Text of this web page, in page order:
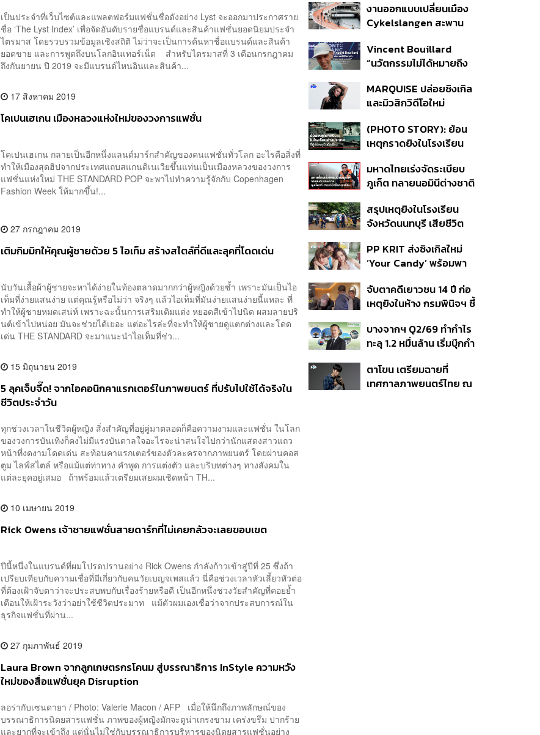
เป็นประจำที่เว็บไซต์และแพลตฟอร์มแฟชั่นชื่อดังอย่าง Lyst จะออกมาประกาศราย
ชื่อ ‘The Lyst Index’ เพื่อจัดอันดับรายชื่อแบรนด์และสินค้าแฟชั่นยอดนิยมประจำ
ไตรมาส โดยรวบรวมข้อมูลเชิงสถิติ ไม่ว่าจะเป็นการค้นหาชื่อแบรนด์และสินค้า
ยอดขาย และการพูดถึงบนโลกอินเทอร์เน็ต สำหรับไตรมาสที่ 3 เดือนกรกฎาคม
ถึงกันยายน ปี 2019 จะมีแบรนด์ไหนอินและสินค้า...
17 สิงหาคม 2019
โคเปนเฮเกน เมืองหลวงแห่งใหม่ของวงการแฟชั่น
โคเปนเฮเกน กลายเป็นอีกหนึ่งแลนด์มาร์กสำคัญของคนแฟชั่นทั่วโลก อะไรคือสิ่งที่
ทำให้เมืองสุดฮิปจากประเทศแถบสแกนดิเนเวียขึ้นแท่นเป็นเมืองหลวงของวงการ
แฟชั่นแห่งใหม่ THE STANDARD POP จะพาไปทำความรู้จักกับ Copenhagen
Fashion Week ให้มากขึ้น!...
27 กรกฎาคม 2019
เติมกิมมิกให้คุณผู้ชายด้วย 5 ไอเท็ม สร้างสไตล์ที่ดีและลุคที่โดดเด่น
นับวันเสื้อผ้าผู้ชายจะหาได้ง่ายในท้องตลาดมากกว่าผู้หญิงด้วยซ้ำ เพราะมันเป็นไอ
เท็มที่ง่ายแสนง่าย แต่คุณรู้หรือไม่ว่า จริงๆ แล้วไอเท็มที่มันง่ายแสนง่ายนี้แหละ ที่
ทำให้ผู้ชายหมดเสน่ห์ เพราะฉะนั้นการเสริมเติมแต่ง หยอดสีเข้าไปนิด ผสมลายปริ
นต์เข้าไปหน่อย มันจะช่วยได้เยอะ แต่อะไรล่ะที่จะทำให้ผู้ชายดูแตกต่างและโดด
เด่น THE STANDARD จะมาแนะนำไอเท็มที่ช่ว...
15 มิถุนายน 2019
5 ลุคเจ็บจี๊ด! จากไอคอนิกคาแรกเตอร์ในภาพยนตร์ ที่ปรับไปใช้ได้จริงใน
ชีวิตประจำวัน
ทุกช่วงเวลาในชีวิตผู้หญิง สิ่งสำคัญที่อยู่คู่มาตลอดก็คือความงามและแฟชั่น ในโลก
ของวงการบันเทิงก็คงไม่มีแรงบันดาลใจอะไรจะน่าสนใจไปกว่านักแสดงสาวแถว
หน้าที่งดงามโดดเด่น สะท้อนคาแรกเตอร์ของตัวละครจากภาพยนตร์ โดยผ่านคอส
ตูม ไลฟ์สไตล์ หรือแม้แต่ท่าทาง คำพูด การแต่งตัว และบริบทต่างๆ ทางสังคมใน
แต่ละยุคอยู่เสมอ ถ้าพร้อมแล้วเตรียมเสยผมเชิดหน้า TH...
10 เมษายน 2019
Rick Owens เจ้าชายแฟชั่นสายดาร์กที่ไม่เคยกลัวจะเลยขอบเขต
ปีนี้หนึ่งในแบรนด์ที่ผมโปรดปรานอย่าง Rick Owens กำลังก้าวเข้าสู่ปีที่ 25 ซึ่งถ้า
เปรียบเทียบกับความเชื่อที่มีเกี่ยวกับคนวัยเบญจเพสแล้ว นี่คือช่วงเวลาหัวเลี้ยวหัวต่อ
ที่ต้องเฝ้าจับตาว่าจะประสบพบกับเรื่องร้ายหรือดี เป็นอีกหนึ่งช่วงวัยสำคัญที่คอยย้ำ
เตือนให้เฝ้าระวังว่าอย่าใช้ชีวิตประมาท แม้ตัวผมเองเชื่อว่าจากประสบการณ์ใน
ธุรกิจแฟชั่นที่ผ่าน...
27 กุมภาพันธ์ 2019
Laura Brown จากลูกเกษตรกรโคนม สู่บรรณาธิการ InStyle ความหวัง
ใหม่ของสื่อแฟชั่นยุค Disruption
ลอร่ากับเซนดายา / Photo: Valerie Macon / AFP เมื่อให้นึกถึงภาพลักษณ์ของ
บรรณาธิการนิตยสารแฟชั่น ภาพของผู้หญิงมักจะดูน่าเกรงขาม เคร่งขรึม ปากร้าย
และยากที่จะเข้าถึง แต่นั่นไม่ใช่กับบรรณาธิการบริหารของนิตยสารแฟชั่นอย่าง
งานออกแบบเปลี่ยนเมือง
Cykelslangen สะพาน
โคเปนเฮเกน ทางสัญจร
ของเมืองที่น่าอยู่
Vincent Bouillard
“นวัตกรรมไม่ได้หมายถึง
MARQUISE ปล่อยซิงเกิล
และมิวสิกวิดีโอใหม่
สัมพันธ์สุด Toxic
(PHOTO STORY): ย้อน
เหตุกราดยิงในโรงเรียน
นักเรียน
มหาดไทยเร่งจัดระเบียบ
ภูเก็ต ทลายนอมินีต่างชาติ
ที่ดิน เคลียร์ใบอนุญาต
โรงแรมค้าง 7 ปี
สรุปเหตุยิงในโรงเรียน
จังหวัดนนทบุรี เสียชีวิต
ปมค้นประวัติคดีกราดยิงที่
สหรัฐฯ
PP KRIT ส่งซิงเกิลใหม่
‘Your Candy’ พร้อมพา
สิกวิดีโอ
จับตาคดีเยาวชน 14 ปี ก่อ
เหตุยิงในห้าง กรมพินิจฯ ชี้
เนื่อง ประเมินปล่อยตัว
บางจากฯ Q2/69 ทำกำไร
ทะลุ 1.2 หมื่นล้าน เริ่มบุ๊กกำ
แรก หนุนรายได้ครึ่งปีทะลุ
3.2 แสนล้าน
ตาโขน เตรียมฉายที่
เทศกาลภาพยนตร์ไทย ณ